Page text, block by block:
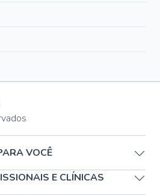
VOCÊ
E CLÍNICAS